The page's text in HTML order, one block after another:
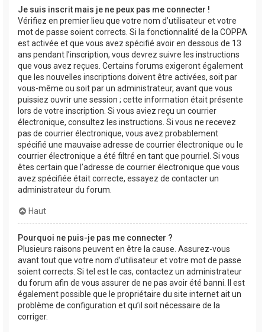
Je suis inscrit mais je ne peux pas me connecter !
Vérifiez en premier lieu que votre nom d’utilisateur et votre
mot de passe soient corrects. Si la fonctionnalité de la COPPA
est activée et que vous avez spécifié avoir en dessous de 13
ans pendant l’inscription, vous devrez suivre les instructions
que vous avez reçues. Certains forums exigeront également
que les nouvelles inscriptions doivent être activées, soit par
vous-même ou soit par un administrateur, avant que vous
puissiez ouvrir une session ; cette information était présente
lors de votre inscription. Si vous aviez reçu un courrier
électronique, consultez les instructions. Si vous ne recevez
pas de courrier électronique, vous avez probablement
spécifié une mauvaise adresse de courrier électronique ou le
courrier électronique a été filtré en tant que pourriel. Si vous
êtes certain que l’adresse de courrier électronique que vous
avez spécifiée était correcte, essayez de contacter un
administrateur du forum.
Haut
Pourquoi ne puis-je pas me connecter ?
Plusieurs raisons peuvent en être la cause. Assurez-vous
avant tout que votre nom d’utilisateur et votre mot de passe
soient corrects. Si tel est le cas, contactez un administrateur
du forum afin de vous assurer de ne pas avoir été banni. Il est
également possible que le propriétaire du site internet ait un
problème de configuration et qu’il soit nécessaire de la
corriger.